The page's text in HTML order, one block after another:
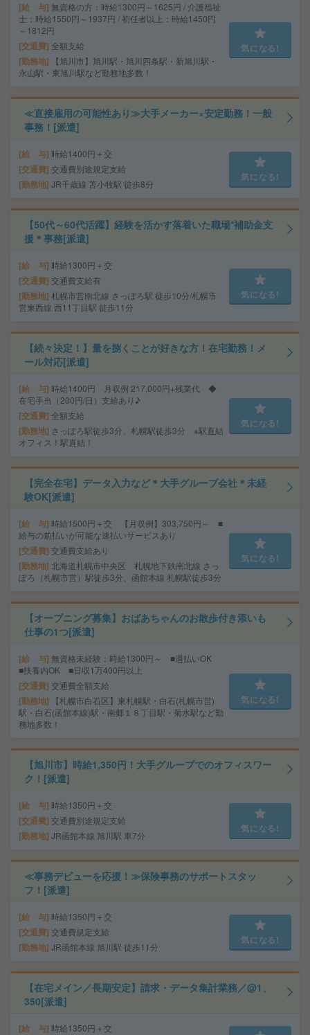
給 与 無資格の方：時給1300円～1625円 / 介護福祉
士：時給1550円～1937円 / 初任者以上：時給1450円
～1812円
交通費 全額支給
勤務地
【旭川市】旭川駅・旭川四条駅・新旭川駅・
永山駅・東旭川駅など勤務地多数！
気になる!
≪直接雇用の可能性あり≫大手メーカー×安定勤務！一般
事務！[派遣]
給 与 時給1400円＋交
交通費 交通費別途規定支給
勤務地 JR千歳線 苫小牧駅 徒歩8分
気になる!
【50代～60代活躍】経験を活かす落着いた職場*補助金支
援＊事務[派遣]
給 与 時給1300円＋交
交通費 交通費支給有
勤務地 札幌市営南北線 さっぽろ駅 徒歩10分/札幌市
営東西線 西11丁目駅 徒歩11分
気になる!
【続々決定！】量を捌くことが好きな方！在宅勤務！メ
ール対応[派遣]
給 与 時給1400円 月収例 217,000円+残業代 ◆
在宅手当（200円/日）支給あり♪
交通費 全額支給
勤務地 さっぽろ駅徒歩3分、札幌駅徒歩3分 ※駅直結
オフィス！駅直結！
気になる!
【完全在宅】データ入力など＊大手グループ会社＊未経
験OK[派遣]
給 与 時給1500円＋交 【月収例】303,750円～ ■
給与の前払いが可能な速払いサービスあり
交通費 交通費支給あり
勤務地 北海道札幌市中央区 札幌地下鉄南北線 さっ
ぽろ（札幌市営）駅徒歩3分、函館本線 札幌駅徒歩3分
気になる!
【オープニング募集】おばあちゃんのお散歩付き添いも
仕事の1つ[派遣]
給 与 無資格未経験：時給1300円～ ■週払いOK
■扶養内OK ■日収1万400円以上
交通費 交通費全額支給
勤務地
【札幌市白石区】東札幌駅・白石(札幌市営)
駅・白石(函館本線)駅・南郷１８丁目駅・菊水駅など勤
務地多数！
気になる!
【旭川市】時給1,350円！大手グループでのオフィスワー
ク！[派遣]
給 与 時給1350円＋交
交通費 交通費別途規定支給
勤務地 JR函館本線 旭川駅 車7分
気になる!
≪事務デビューを応援！≫保険事務のサポートスタッ
フ！[派遣]
給 与 時給1350円＋交
交通費 交通費規定支給
勤務地 JR函館本線 旭川駅 徒歩11分
気になる!
【在宅メイン／長期安定】請求・データ集計業務／@1、
350[派遣]
給 与 時給1350円＋交